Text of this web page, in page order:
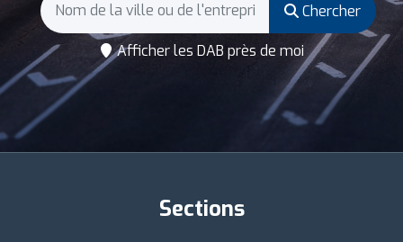
Chercher
Afficher les DAB près de moi
Sections